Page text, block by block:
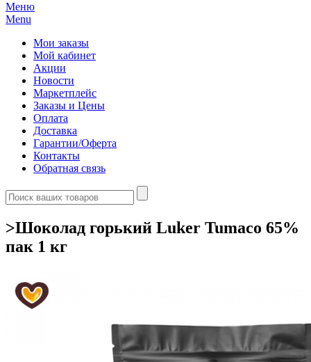
Меню
Menu
Мои заказы
Мой кабинет
Акции
Новости
Маркетплейс
Заказы и Цены
Оплата
Доставка
Гарантии/Оферта
Контакты
Обратная связь
>Шоколад горький Luker Tumaco 65%
пак 1 кг